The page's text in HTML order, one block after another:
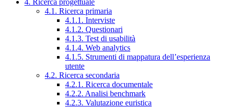
4. Ricerca progettuale
4.1. Ricerca primaria
4.1.1. Interviste
4.1.2. Questionari
4.1.3. Test di usabilità
4.1.4. Web analytics
4.1.5. Strumenti di mappatura dell’esperienza
utente
4.2. Ricerca secondaria
4.2.1. Ricerca documentale
4.2.2. Analisi benchmark
4.2.3. Valutazione euristica